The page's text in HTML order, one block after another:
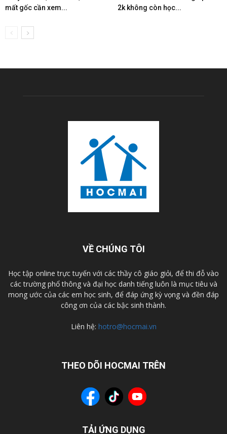
mất gốc cần xem...
2k không còn học...
VỀ CHÚNG TÔI
Học tập online trực tuyến với các thầy cô giáo giỏi, để thi đỗ vào
các trường phổ thông và đại học danh tiếng luôn là mục tiêu và
mong ước của các em học sinh, để đáp ứng kỳ vọng và đền đáp
công ơn của các bậc sinh thành.
Liên hệ: hotro@hocmai.vn
THEO DÕI HOCMAI TRÊN
TẢI ỨNG DỤNG